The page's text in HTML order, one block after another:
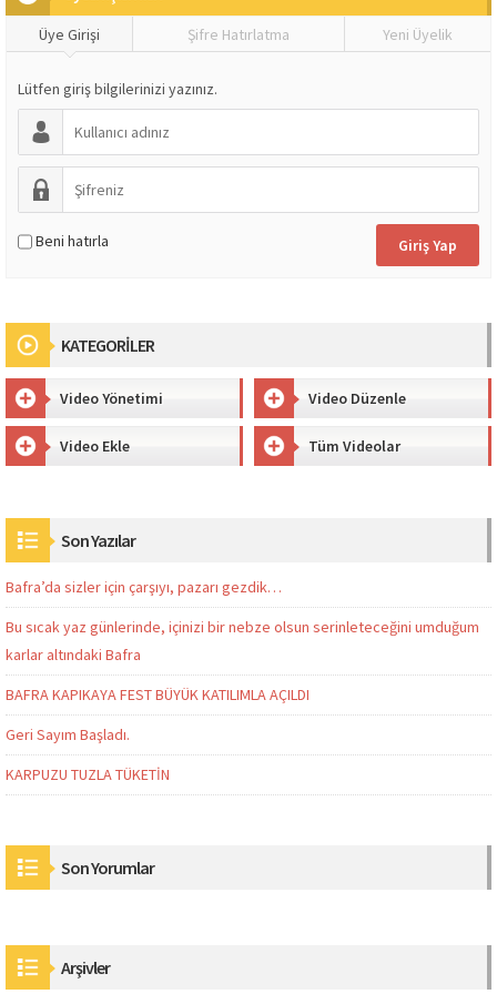
Üye Girişi Şifre Hatırlatma Yeni Üyelik
Lütfen giriş bilgilerinizi yazınız.
Beni hatırla
KATEGORİLER
Video Yönetimi Video Düzenle
Video Ekle Tüm Videolar
Son Yazılar
Bafra’da sizler için çarşıyı, pazarı gezdik…
Bu sıcak yaz günlerinde, içinizi bir nebze olsun serinleteceğini umduğum
karlar altındaki Bafra
BAFRA KAPIKAYA FEST BÜYÜK KATILIMLA AÇILDI
Geri Sayım Başladı.
KARPUZU TUZLA TÜKETİN
Son Yorumlar
Arşivler